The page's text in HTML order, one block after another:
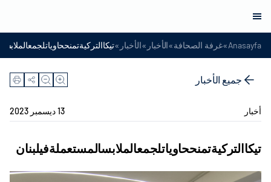
Anasayfa
»غرفة الصحافة»الأخبار »الأخبار »
جميع الأخبار
أخبار 13 ديسمبر 2023
تيكاالتركيةتمنححاوياتلجمعالملابسالمستعملةفيلبنان